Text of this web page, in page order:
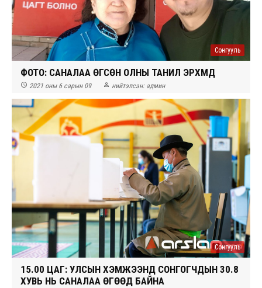
Сонгууль
ФОТО: САНАЛАА ӨГСӨН ОЛНЫ ТАНИЛ ЭРХМҮҮД
 2021 оны 6 сарын 09  нийтэлсэн: админ
Сонгууль
15.00 ЦАГ: УЛСЫН ХЭМЖЭЭНД СОНГОГЧДЫН 30.8
ХУВЬ НЬ САНАЛАА ӨГӨӨД БАЙНА